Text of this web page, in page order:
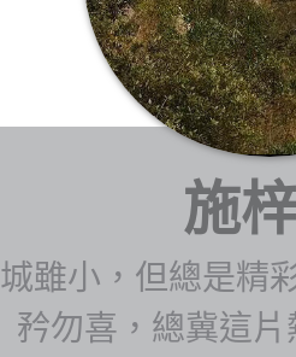
施
雖小，但總是精
矜勿喜，總冀這片